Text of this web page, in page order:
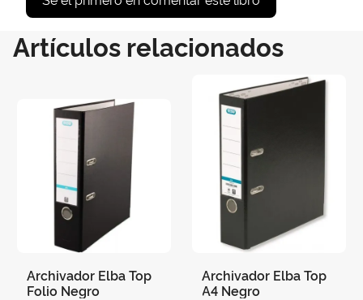
Artículos relacionados
Archivador Elba Top
Folio Negro
Archivador Elba Top
A4 Negro